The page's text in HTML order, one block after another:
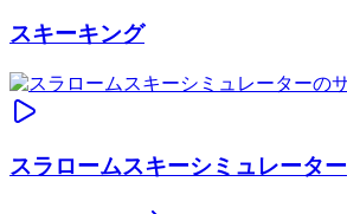
スキーキング
スラロームスキーシミュレーター